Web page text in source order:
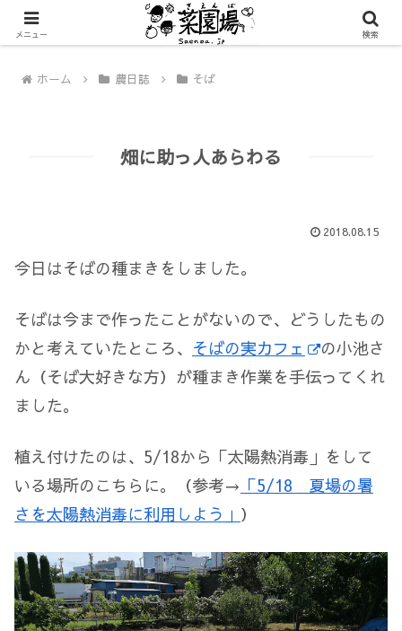
ホーム 農日誌 そば
畑に助っ人あらわる
2018.08.15
今日はそばの種まきをしました。
そばは今まで作ったことがないので、どうしたもの
かと考えていたところ、 そばの実カフェ
の小池さ
ん（そば大好きな方）が種まき作業を手伝ってくれ
ました。
植え付けたのは、5/18から「太陽熱消毒」をして
いる場所のこちらに。（参考→ 「5/18 夏場の暑
さを太陽熱消毒に利用しよう」 ）
メニュー 検索